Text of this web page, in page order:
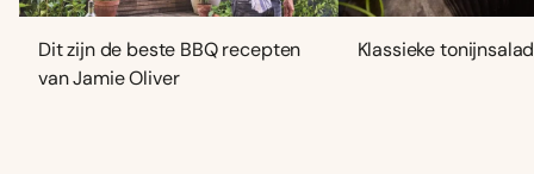
Dit zijn de beste BBQ recepten
van Jamie Oliver
Klassieke